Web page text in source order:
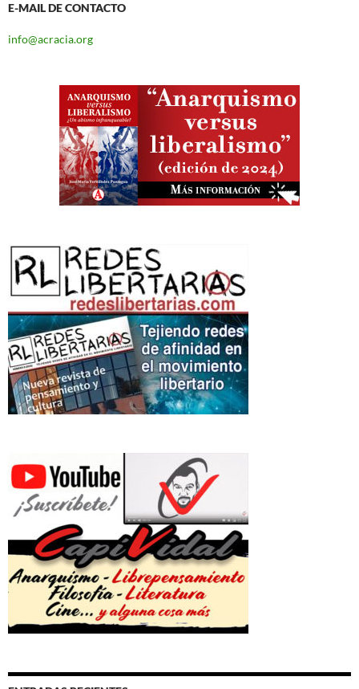
E-MAIL DE CONTACTO
info@acracia.org